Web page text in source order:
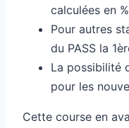
calculées en
Pour autres
du PASS la
La possibilité
pour les
Cette course en